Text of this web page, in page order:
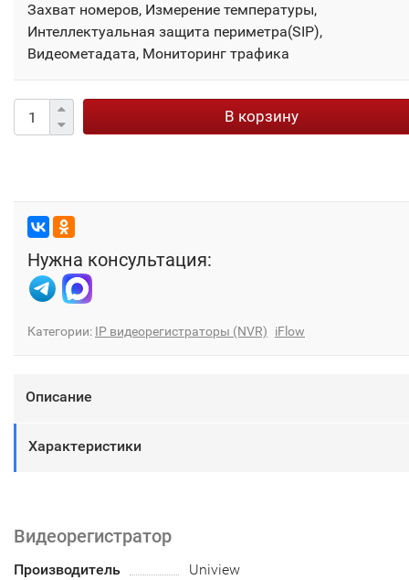
Захват номеров, Измерение температуры,
Интеллектуальная защита периметра(SIP),
Видеометадата, Мониторинг трафика
В корзину
Нужна консультация:
Категории: IP видеорегистраторы (NVR) iFlow
Описание
Характеристики
Видеорегистратор
Производитель
Uniview